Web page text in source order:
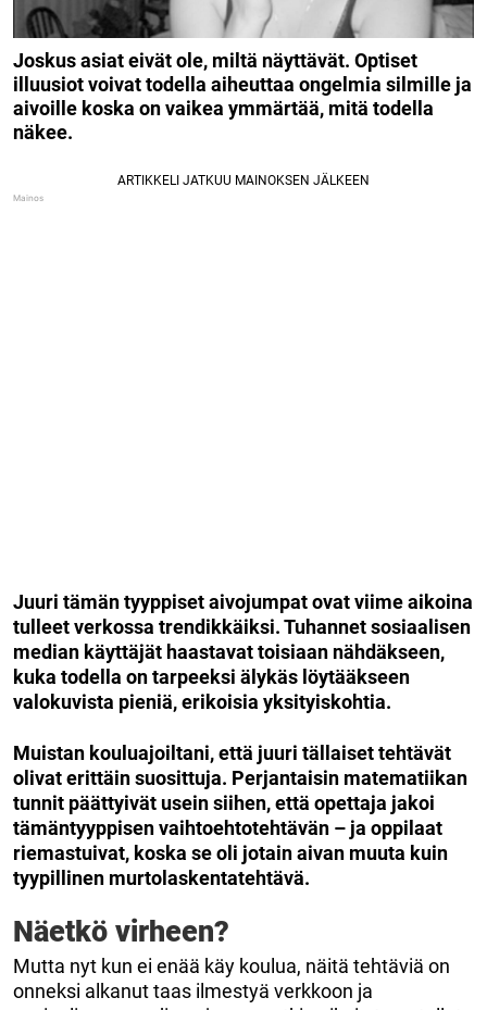
Joskus asiat eivät ole, miltä näyttävät. Optiset
illuusiot voivat todella aiheuttaa ongelmia silmille ja
aivoille koska on vaikea ymmärtää, mitä todella
näkee.
Juuri tämän tyyppiset aivojumpat ovat viime aikoina
tulleet verkossa trendikkäiksi. Tuhannet sosiaalisen
median käyttäjät haastavat toisiaan nähdäkseen,
kuka todella on tarpeeksi älykäs löytääkseen
valokuvista pieniä, erikoisia yksityiskohtia.
Muistan kouluajoiltani, että juuri tällaiset tehtävät
olivat erittäin suosittuja. Perjantaisin matematiikan
tunnit päättyivät usein siihen, että opettaja jakoi
tämäntyyppisen vaihtoehtotehtävän – ja oppilaat
riemastuivat, koska se oli jotain aivan muuta kuin
tyypillinen murtolaskentatehtävä.
Näetkö virheen?
Mutta nyt kun ei enää käy koulua, näitä tehtäviä on
onneksi alkanut taas ilmestyä verkkoon ja